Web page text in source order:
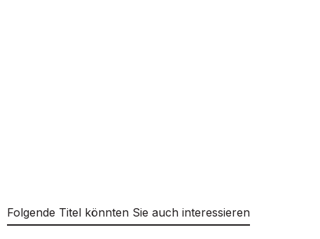
Folgende Titel könnten Sie auch interessieren